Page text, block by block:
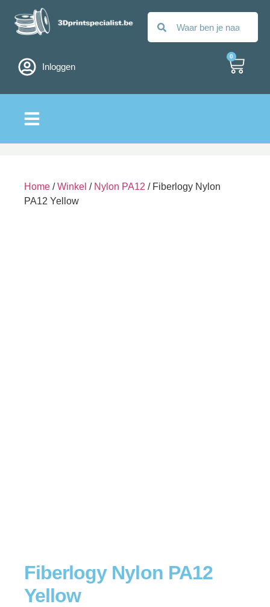
Inloggen
0
Home /Winkel / Nylon PA12 / Fiberlogy Nylon
PA12 Yellow
Fiberlogy Nylon PA12
Yellow